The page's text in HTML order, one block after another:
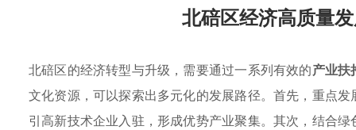
北碚区经济高质量
北碚区的经济转型与升级，需要通过一系列有效的产业扶
文化资源，可以探索出多元化的发展路径。首先，重点
引高新技术企业入驻，形成优势产业聚集。其次，结合